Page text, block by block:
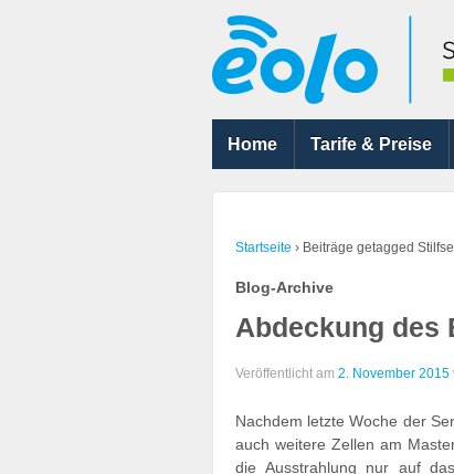
Home Tarife & Preise
Startseite › Beiträge getagged
Blog-Archive
Abdeckung des
Veröffentlicht am 2. November 2015
Nachdem letzte Woche der
auch weitere Zellen am
die Ausstrahlung nur auf